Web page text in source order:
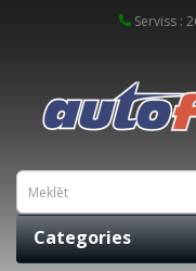
Serviss :
Categories